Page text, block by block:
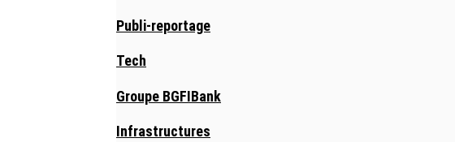
Publi-reportage
Tech
Groupe BGFIBank
Infrastructures